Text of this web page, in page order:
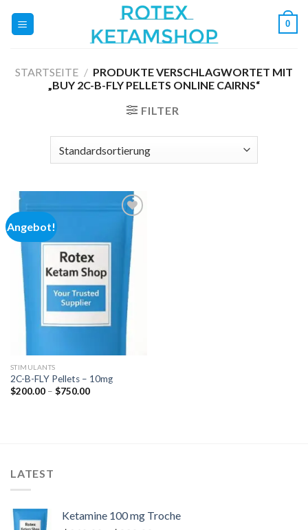
Inhalt
0
STARTSEITE / PRODUKTE VERSCHLAGWORTET MIT
„BUY 2C-B-FLY PELLETS ONLINE CAIRNS“
FILTER
Angebot!
Add to
wishlist
STIMULANTS
2C-B-FLY Pellets – 10mg
$200.00 – $750.00Preisspanne:
LATEST
Ketamine 100 mg Troche